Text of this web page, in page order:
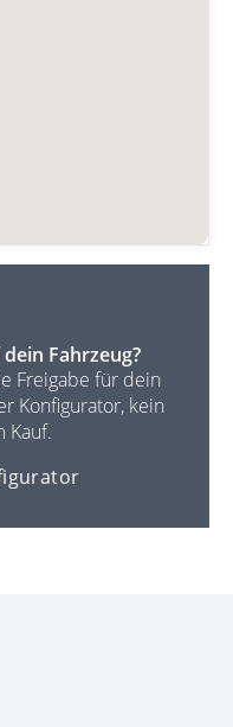
Fahrzeug?
Freigabe für dein
Konfigurator, kein
Kauf.